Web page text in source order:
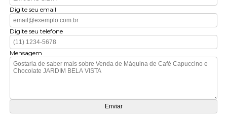
Digite seu email
Digite seu telefone
Mensagem